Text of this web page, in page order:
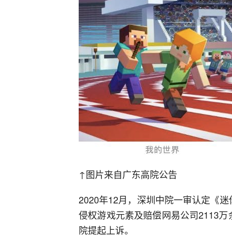
↑图片来自广东高院公告
2020年12月，深圳中院一审认定《
侵权游戏元素及赔偿网易公司2113
院提起上诉。